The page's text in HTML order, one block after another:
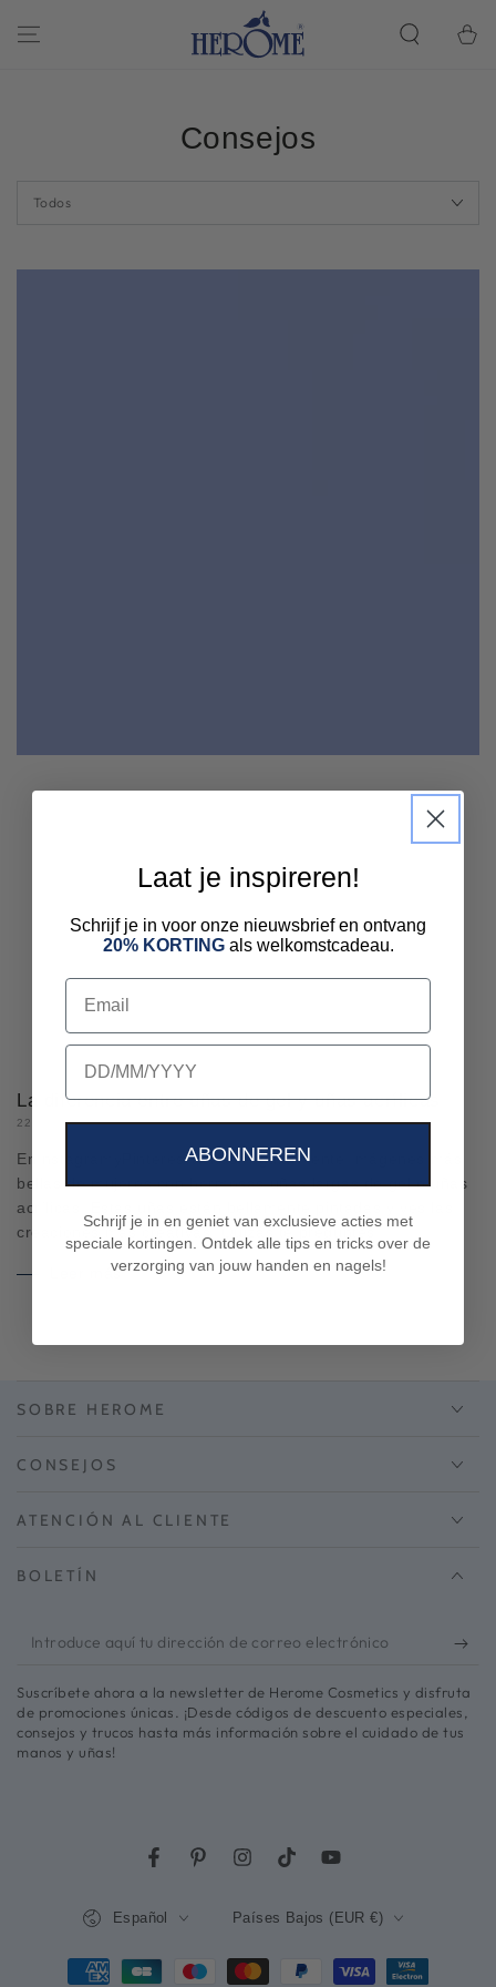
EL ARTÍCULO
de la
Consejos
La diferencia entre uñas de gel y uñas acrílicas
22 FEBRERO, 2024 YOANA GAYDOVA
EnInstagramyPinterestvisitas regularmente Imágenes más
bellas de mujeres con hermosas uñas largas de gel o uñas
acrílicas. Estas uñas están bellamente pintadas y ves las
creaciones más creativas. Quizás te preguntes...
Leer más
SOBRE HEROME
CONSEJOS
ATENCIÓN AL CLIENTE
BOLETÍN
Introduce
tu
dirección
Suscríbete ahora a la newsletter de Herome Cosmetics y disfruta
de promociones únicas. ¡Desde códigos de descuento especiales,
consejos y trucos hasta más información sobre el cuidado de tus
manos y uñas!
FacebookPinterestInstagramTikTokYouTube
Español Países Bajos (EUR €)
Métodos
Laat je inspireren!
Schrijf je in voor onze nieuwsbrief en ontvang
20% KORTINGals welkomstcadeau.
Email
birthday
ABONNEREN
Schrijf je in en geniet van exclusieve acties met
speciale kortingen. Ontdek alle tips en tricks over de
verzorging van jouw handen en nagels!